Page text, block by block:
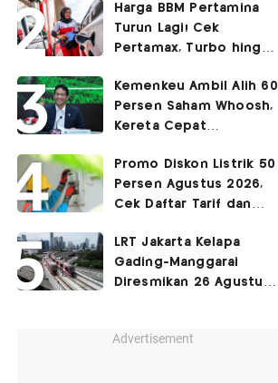
2026
Harga BBM Pertamina
Turun Lagi! Cek
Pertamax, Turbo hingga
Agustus 2026
Kemenkeu Ambil Alih 60
Persen Saham Whoosh,
Kereta Cepat
Surabaya
Promo Diskon Listrik 50
Persen Agustus 2026,
Cek Daftar Tarif dan
LRT Jakarta Kelapa
Gading-Manggarai
Diresmikan 26 Agustus
Advertisement